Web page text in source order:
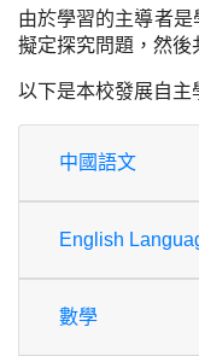
由於學習的主導者是
擬定探究問題，然後
以下是本校發展自主
中國語文
English
數學